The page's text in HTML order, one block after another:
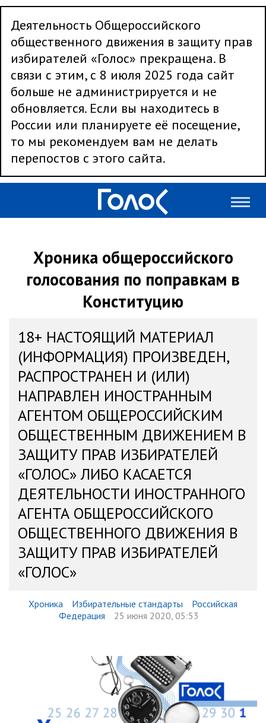
Деятельность Общероссийского
общественного движения в защиту прав
избирателей «Голос» прекращена. В
связи с этим, с 8 июля 2025 года сайт
больше не администрируется и не
обновляется. Если вы находитесь в
России или планируете её посещение,
то мы рекомендуем вам не делать
перепостов с этого сайта.
Хроника общероссийского
голосования по поправкам в
Конституцию
18+ НАСТОЯЩИЙ МАТЕРИАЛ
(ИНФОРМАЦИЯ) ПРОИЗВЕДЕН,
РАСПРОСТРАНЕН И (ИЛИ)
НАПРАВЛЕН ИНОСТРАННЫМ
АГЕНТОМ ОБЩЕРОССИЙСКИМ
ОБЩЕСТВЕННЫМ ДВИЖЕНИЕМ В
ЗАЩИТУ ПРАВ ИЗБИРАТЕЛЕЙ
«ГОЛОС» ЛИБО КАСАЕТСЯ
ДЕЯТЕЛЬНОСТИ ИНОСТРАННОГО
АГЕНТА ОБЩЕРОССИЙСКОГО
ОБЩЕСТВЕННОГО ДВИЖЕНИЯ В
ЗАЩИТУ ПРАВ ИЗБИРАТЕЛЕЙ
«ГОЛОС»
Хроника Избирательные стандарты
Российская
Федерация
25 июня 2020, 05:53